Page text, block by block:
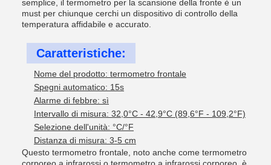
semplice, il termometro per la scansione della fronte è un
must per chiunque cerchi un dispositivo di controllo della
temperatura affidabile e accurato.
Caratteristiche:
Nome del prodotto: termometro frontale
Spegni automatico: 15s
Alarme di febbre: sì
Intervallo di misura: 32,0°C - 42,9°C (89,6°F - 109,2°F)
Selezione dell'unità: °C/°F
Distanza di misura: 3-5 cm
Questo termometro frontale, noto anche come termometro